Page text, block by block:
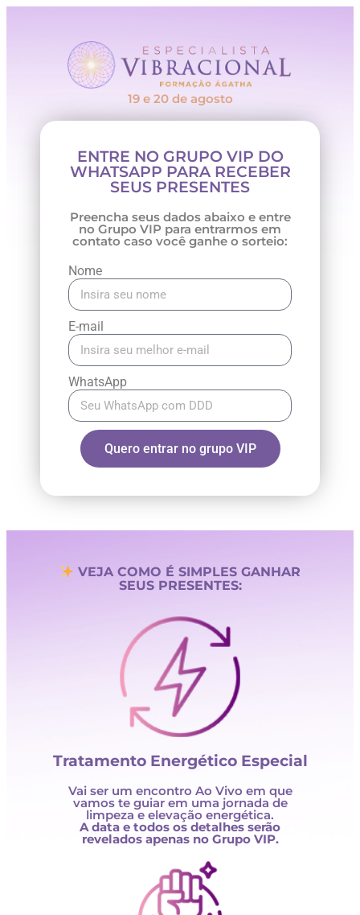
19 e 20 de agosto
ENTRE NO GRUPO VIP DO
WHATSAPP PARA RECEBER
SEUS PRESENTES
Preencha seus dados abaixo e entre
no Grupo VIP para entrarmos em
contato caso você ganhe o sorteio:
Nome
E-mail
WhatsApp
Quero entrar no grupo VIP
VEJA COMO É SIMPLES GANHAR
SEUS PRESENTES:
Tratamento Energético Especial
Vai ser um encontro Ao Vivo em que
vamos te guiar em uma jornada de
limpeza e elevação energética.
A data e todos os detalhes serão
revelados apenas no Grupo VIP.